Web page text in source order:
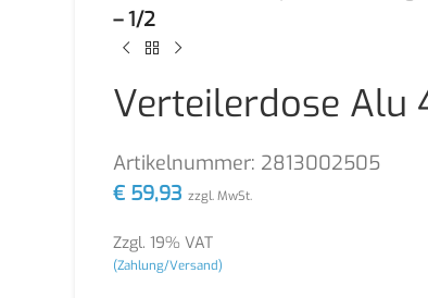
– 1/2
Verteilerdose Alu
Artikelnummer: 2813002505
€ 59,93 zzgl. MwSt.
Zzgl. 19% VAT
(Zahlung/Versand)